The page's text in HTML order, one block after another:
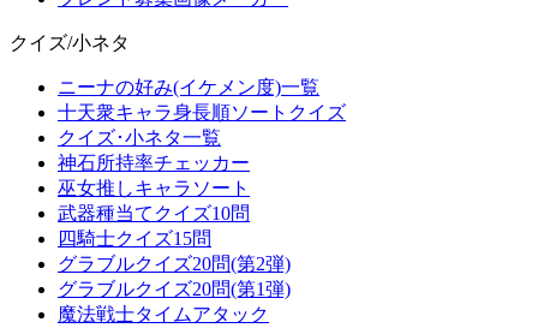
クイズ/小ネタ
ニーナの好み(イケメン度)一覧
十天衆キャラ身長順ソートクイズ
クイズ･小ネタ一覧
神石所持率チェッカー
巫女推しキャラソート
武器種当てクイズ10問
四騎士クイズ15問
グラブルクイズ20問(第2弾)
グラブルクイズ20問(第1弾)
魔法戦士タイムアタック